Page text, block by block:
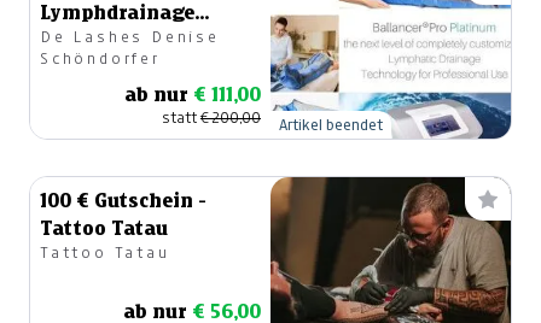
Lymphdrainage
Behandlungen -
Ballancer® Platinum
De Lashes Denise
Schöndorfer
ab nur € 111,00
statt€ 200,00 Artikel beendet
100 € Gutschein -
Tattoo Tatau
Tattoo Tatau
ab nur € 56,00